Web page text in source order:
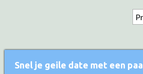
Snel je geile date met een